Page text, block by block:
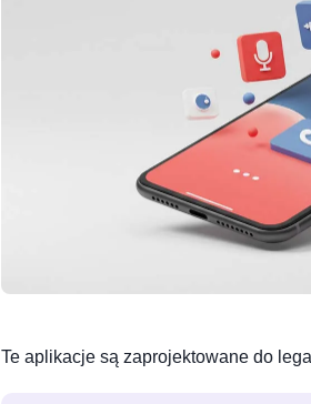
Te aplikacje są zaprojektowane do